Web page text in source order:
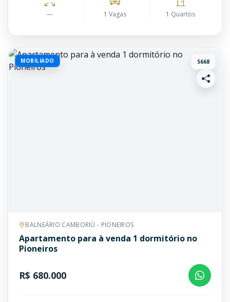
— 1 Vagas 1 Quartos
MOBILIADO 5668
BALNEÁRIO CAMBORIÚ - PIONEIROS
Apartamento para à venda 1 dormitório no
Pioneiros
R$ 680.000